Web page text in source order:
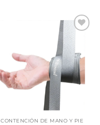
CONTENCIÓN DE MANO Y PIE